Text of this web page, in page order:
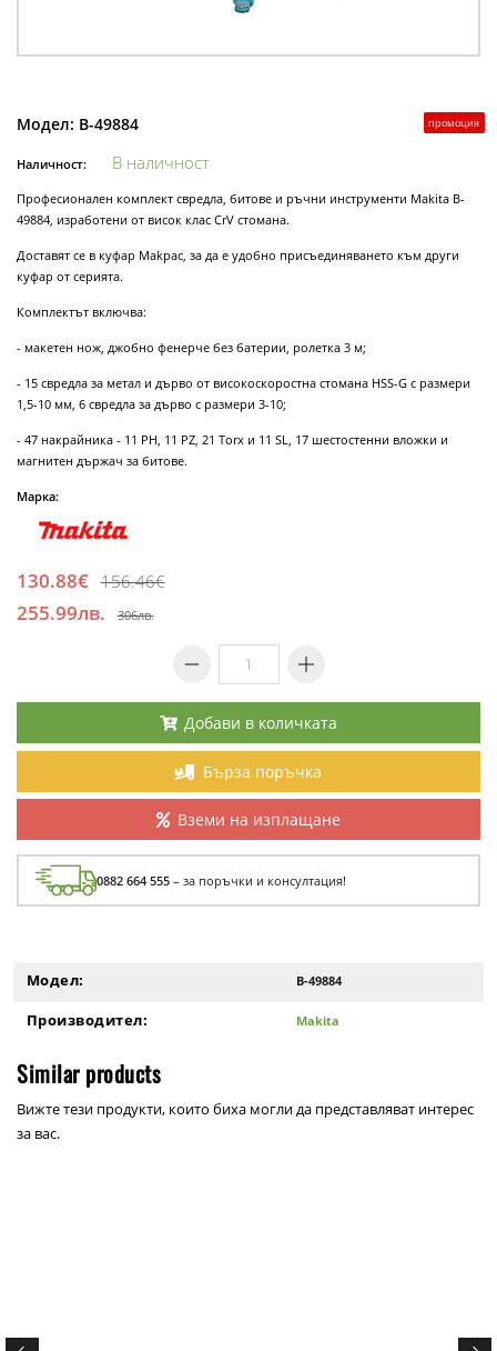
промоция
Модел: B-49884
Наличност: В наличност
Професионален комплект свредла, битове и ръчни инструменти Makita B-
49884, изработени от висок клас CrV стомана.
Доставят се в куфар Makpac, за да е удобно присъединяването към други
куфар от серията.
Комплектът включва:
- макетен нож, джобно фенерче без батерии, ролетка 3 м;
- 15 свредла за метал и дърво от високоскоростна стомана HSS-G с размери
1,5-10 мм, 6 свредла за дърво с размери 3-10;
- 47 накрайника - 11 PH, 11 PZ, 21 Torx и 11 SL, 17 шестостенни вложки и
магнитен държач за битове.
Марка:
130.88€ 156.46€
255.99лв. 306лв.
Добави в количката
Бърза поръчка
Вземи на изплащане
0882 664 555 – за поръчки и консултация!
Модел: B-49884
Производител: Makita
Similar products
Вижте тези продукти, които биха могли да представляват интерес
за вас.